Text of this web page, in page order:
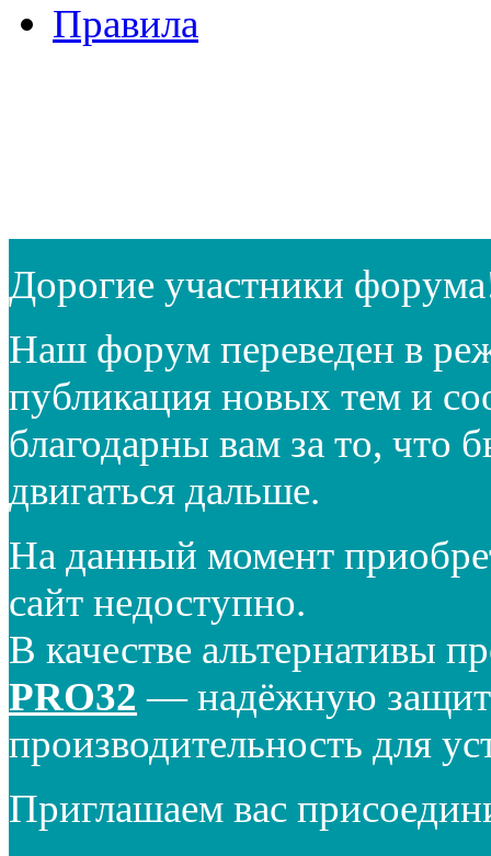
Правила
Дорогие участники
Наш форум переведен в
публикация новых тем и
благодарны вам за то, что
двигаться дальше.
На данный момент
сайт недоступно.
В качестве альтернативы
PRO32 — надёжную
производительность для
Приглашаем вас